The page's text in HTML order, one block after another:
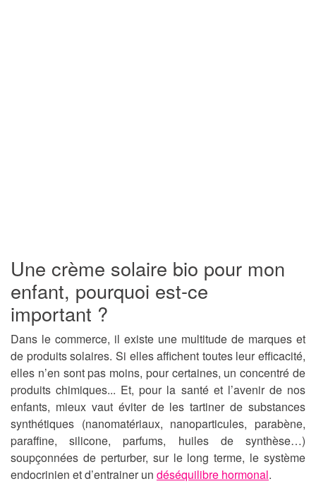
Une crème solaire bio pour mon
enfant, pourquoi est-ce
important ?
Dans le commerce, il existe une multitude de marques et
de produits solaires. Si elles affichent toutes leur efficacité,
elles n’en sont pas moins, pour certaines, un concentré de
produits chimiques... Et, pour la santé et l’avenir de nos
enfants, mieux vaut éviter de les tartiner de substances
synthétiques (nanomatériaux, nanoparticules, parabène,
paraffine, silicone, parfums, huiles de synthèse…)
soupçonnées de perturber, sur le long terme, le système
endocrinien et d’entrainer un déséquilibre hormonal.